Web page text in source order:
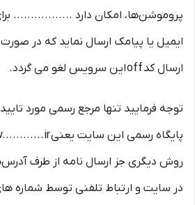
پروموشن‌ها، امکان دارد .................
ایمیل یا پیامک ارسال نماید که در
ارسال کد off این سرویس لغو می گردد.
توجه فرمایید تنها مرجع رسمی مورد تایید
روش دیگری جز ارسال نامه از طرف
در سایت و ارتباط تلفنی توسط